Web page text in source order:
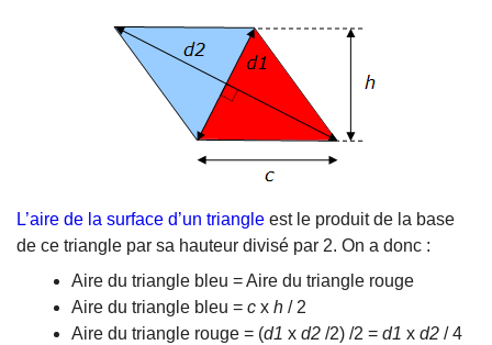
L’aire de la surface d’un triangle est le produit de la base
de ce triangle par sa hauteur divisé par 2. On a donc :
Aire du triangle bleu = Aire du triangle rouge
Aire du triangle bleu = c x h / 2
Aire du triangle rouge = (d1 x d2 /2) /2 = d1 x d2 / 4